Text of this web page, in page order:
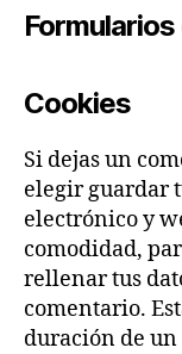
Cookies
Si dejas un
elegir guardar
electrónico y
comodidad,
rellenar tus
comentario.
duración de un